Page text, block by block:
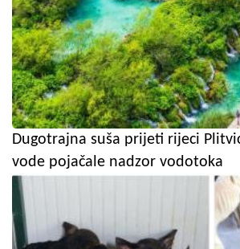
Dugotrajna suša prijeti rijeci
vode pojačale nadzor vodotoka